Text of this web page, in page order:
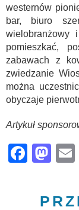
westernów
bar, biuro
wielobranżowy
pomieszkać,
zabawach z
zwiedzanie
można
obyczaje
Artykuł